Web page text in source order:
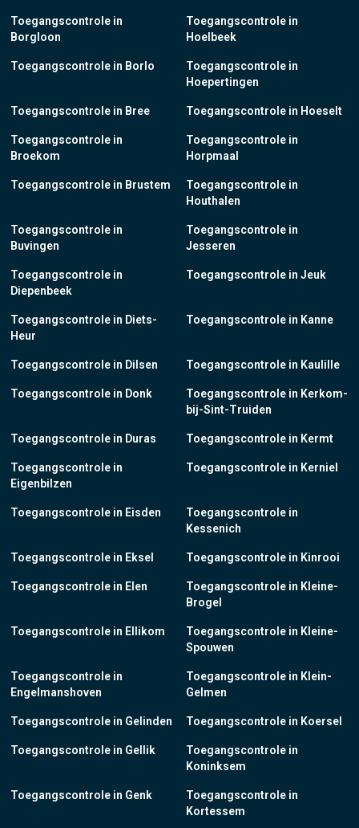
Toegangscontrole in
Borgloon
Toegangscontrole in Borlo
Toegangscontrole in Bree
Toegangscontrole in
Broekom
Toegangscontrole in Brustem
Toegangscontrole in
Buvingen
Toegangscontrole in
Diepenbeek
Toegangscontrole in Diets-
Heur
Toegangscontrole in Dilsen
Toegangscontrole in Donk
Toegangscontrole in Duras
Toegangscontrole in
Eigenbilzen
Toegangscontrole in Eisden
Toegangscontrole in Eksel
Toegangscontrole in Elen
Toegangscontrole in Ellikom
Toegangscontrole in
Engelmanshoven
Toegangscontrole in Gelinden
Toegangscontrole in Gellik
Toegangscontrole in Genk
Toegangscontrole in
Hoelbeek
Toegangscontrole in
Hoepertingen
Toegangscontrole in Hoeselt
Toegangscontrole in
Horpmaal
Toegangscontrole in
Houthalen
Toegangscontrole in
Jesseren
Toegangscontrole in Jeuk
Toegangscontrole in Kanne
Toegangscontrole in Kaulille
Toegangscontrole in Kerkom-
bij-Sint-Truiden
Toegangscontrole in Kermt
Toegangscontrole in Kerniel
Toegangscontrole in
Kessenich
Toegangscontrole in Kinrooi
Toegangscontrole in Kleine-
Brogel
Toegangscontrole in Kleine-
Spouwen
Toegangscontrole in Klein-
Gelmen
Toegangscontrole in Koersel
Toegangscontrole in
Koninksem
Toegangscontrole in
Kortessem